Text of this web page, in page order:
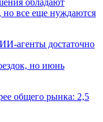
обладают
все еще нуждаются
но июнь
общего рынка: 2,5